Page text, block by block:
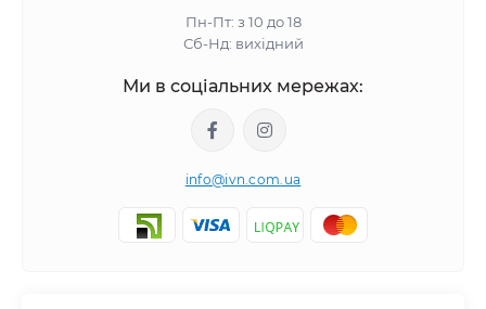
Пн-Пт: з 10 до 18
Сб-Нд: вихідний
Ми в соціальних мережах:
info@ivn.com.ua